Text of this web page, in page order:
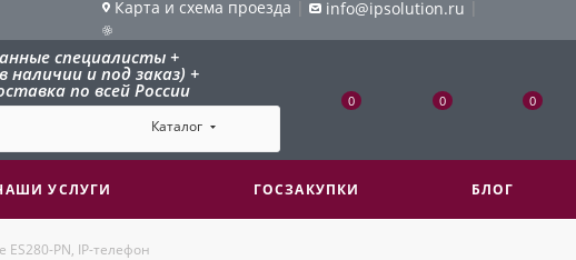
Карта и схема проезда | info@ipsolution.ru |
специалисты +
наличии и под заказ) +
по всей России
Каталог
0 0 0
УСЛУГИ ГОСЗАКУПКИ БЛОГ
ES280-PN, IP-телефон